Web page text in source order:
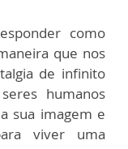
como
que nos
de infinito
humanos
sua imagem e
viver uma